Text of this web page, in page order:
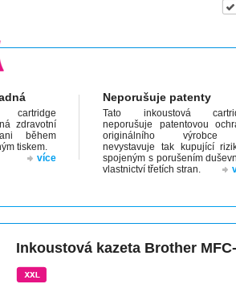
cartridge
zdravotní
během
tiskem.
více
Neporušuje patenty
Tato inkoustová
neporušuje patentovou
originálního
nevystavuje tak kupující
spojeným s porušením
vlastnictví třetích stran.
Inkoustová kazeta Brother